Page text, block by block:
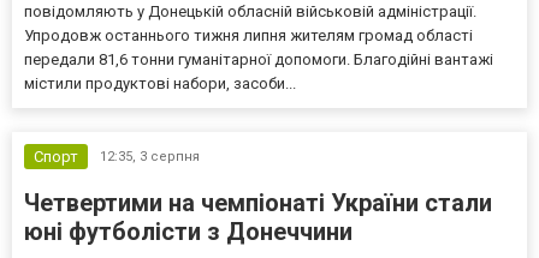
повідомляють у Донецькій обласній військовій адміністрації.
Упродовж останнього тижня липня жителям громад області
передали 81,6 тонни гуманітарної допомоги. Благодійні вантажі
містили продуктові набори, засоби...
Спорт 12:35, 3 серпня
Четвертими на чемпіонаті України стали
юні футболісти з Донеччини